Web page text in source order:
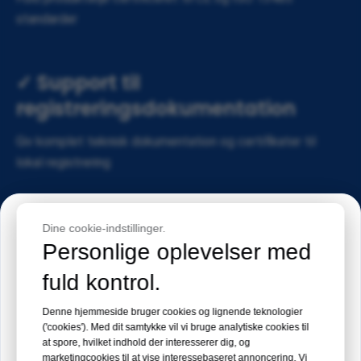
standarder​​​​​​
✓ Support til
registreringsdokumentation​​​​​
Giv komplet teknisk dokumentation og certifikater til
lokal registrering​​​​​​
✓ Teknisk support
Produktbetjeningsvejledninger og instruktionsvideoer
Begivenhedsinvitation
Medicinsk Filippinsk Expo 2026
Dato:19. – 21. august 2026
Dine cookie-indstillinger.
Personlige oplevelser med
fuld kontrol.
Denne hjemmeside bruger cookies og lignende teknologier
('cookies'). Med dit samtykke vil vi bruge analytiske cookies til
at spore, hvilket indhold der interesserer dig, og
marketingcookies til at vise interessebaseret annoncering. Vi